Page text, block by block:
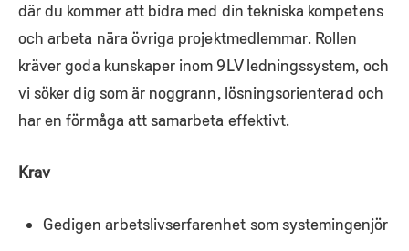
där du kommer att bidra med din tekniska kompetens
och arbeta nära övriga projektmedlemmar. Rollen
kräver goda kunskaper inom 9LV ledningssystem, och
vi söker dig som är noggrann, lösningsorienterad och
har en förmåga att samarbeta effektivt.
Krav
Gedigen arbetslivserfarenhet som systemingenjör